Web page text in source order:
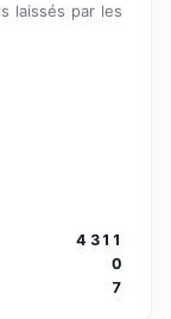
laissés par les
4 311
0
7